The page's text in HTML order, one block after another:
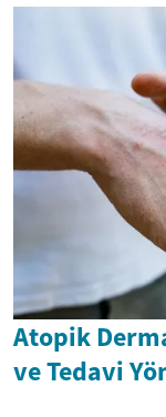
Atopik
ve Tedavi